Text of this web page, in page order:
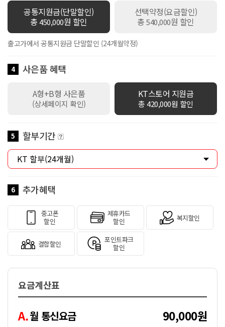
회선 무료)자동적용
공통지원금(단말할인)
총450,000원 할인
선택약정(요금할인)
총540,000원 할인
출고가에서 공통지원금 단말할인 (24개월약정)
4 사은품 혜택
A형+B형 사은품
(상세페이지 확인)
KT스토어 지원금
총 420,000원 할인
5 할부기간
6 추가혜택
중고폰
할인
제휴카드
할인
복지할인
결합할인
포인트파크
할인
요금계산표
A.월 통신요금 90,000원